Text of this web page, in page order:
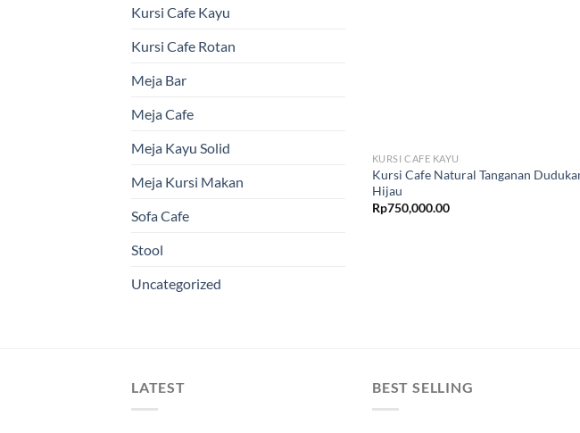
Kursi Cafe Kayu
Kursi Cafe Rotan
Meja Bar
Meja Cafe
Meja Kayu Solid
Meja Kursi Makan
Sofa Cafe
Stool
Uncategorized
KURSI CAFE KAYU
Kursi Cafe Natural Tanganan
Hijau
Rp750,000.00
LATEST BEST SELLING